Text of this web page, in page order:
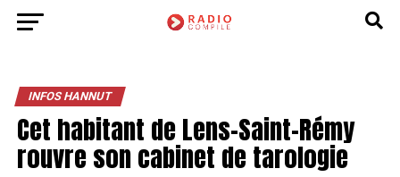
INFOS HANNUT
Cet habitant de Lens-Saint-Rémy
rouvre son cabinet de tarologie